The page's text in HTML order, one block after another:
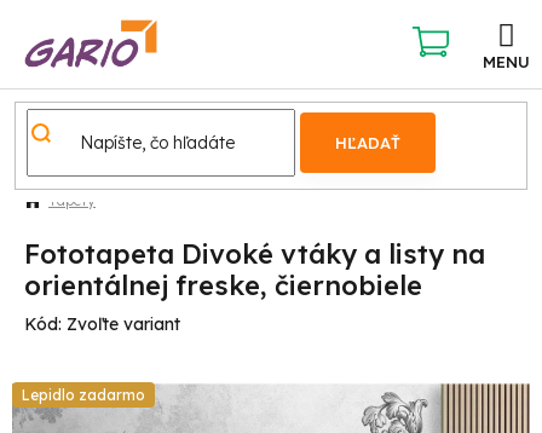
obsah
HĽADAŤ
NÁKUPNÝ
KOŠÍK
Tapety
Fototapeta Divoké vtáky a listy na
orientálnej freske, čiernobiele
Kód: Zvoľte variant
Lepidlo zadarmo